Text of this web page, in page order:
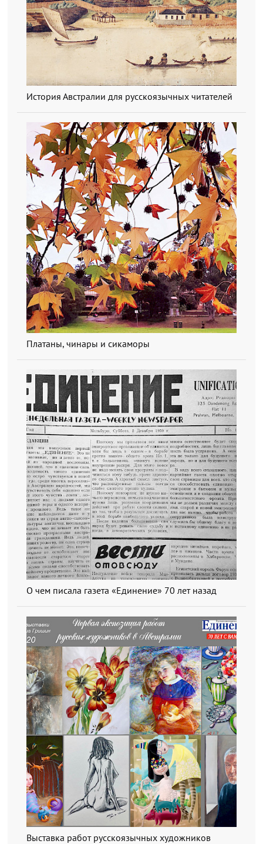
История Австралии для русскоязычных читателей
Платаны, чинары и сикаморы
О чем писала газета «Единение» 70 лет назад
Выставка работ русскоязычных художников